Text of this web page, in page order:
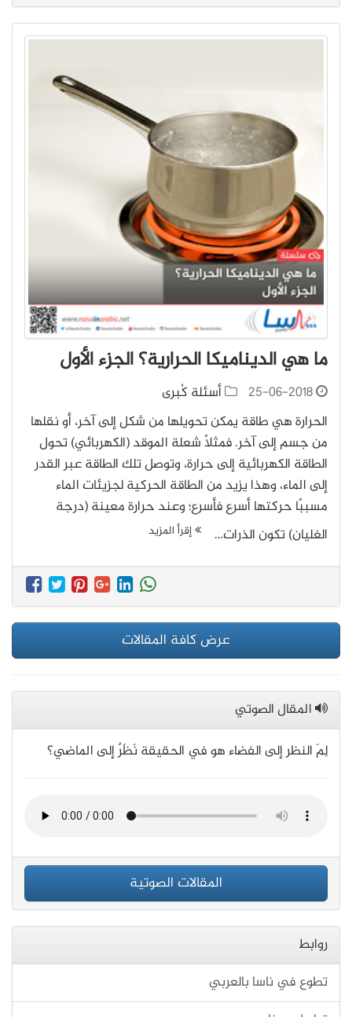
ما هي الديناميكا الحرارية؟ الجزء الأول
25-06-2018
أسئلة كُبرى
الحرارة هي طاقة يمكن تحويلها من شكل إلى آخر، أو نقلها
من جسم إلى آخر. فمثلًا شعلة الموقد (الكهربائي) تحول
الطاقة الكهربائية إلى حرارة، وتوصل تلك الطاقة عبر القدر
إلى الماء، وهذا يزيد من الطاقة الحركية لجزيئات الماء
مسببًا حركتها أسرع فأسرع؛ وعند حرارة معينة (درجة
الغليان) تكون الذرات…
إقرأ المزيد
عرض كافة المقالات
المقال الصوتي
لِمَ النظر إلى الفضاء هو في الحقيقة نَظَرٌ إلى الماضي؟
المقالات الصوتية
روابط
تطوع في ناسا بالعربي